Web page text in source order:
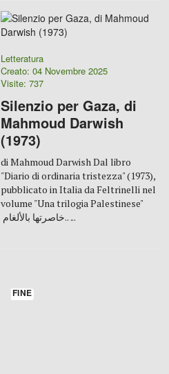
Letteratura
Creato: 04 Novembre 2025
Visite: 737
Silenzio per Gaza, di
Mahmoud Darwish
(1973)
di Mahmoud Darwish Dal libro
"Diario di ordinaria tristezza" (1973),
pubblicato in Italia da Feltrinelli nel
volume "Una trilogia Palestinese"
خاصرتها بالألغام.. ...
FINE